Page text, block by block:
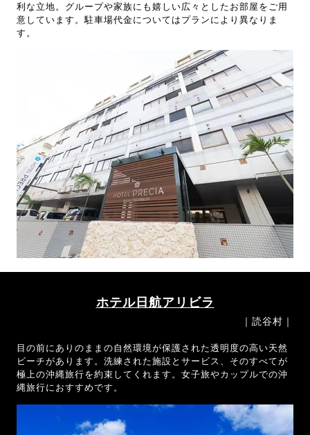
利な立地。グループや家族にも嬉しい広々としたお部屋をご用
意しています。駐車場代金についてはプランにより異なりま
す。
ホテル日航アリビラ
｜読谷村｜
目の前にありのままの自然環境が保護された透明度の高い天然
ビーチがあります。洗練された施設とサービス、そのすべてが
極上の沖縄旅行を約束してくれます。女子旅やカップルでの沖
縄旅行におすすめです。